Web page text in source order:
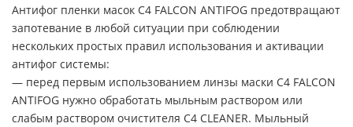
Антифог пленки масок C4 FALCON ANTIFOG предотвращают
запотевание в любой ситуации при соблюдении
нескольких простых правил использования и активации
антифог системы:
— перед первым использованием линзы маски C4 FALCON
ANTIFOG нужно обработать мыльным раствором или
слабым раствором очистителя C4 CLEANER. Мыльный